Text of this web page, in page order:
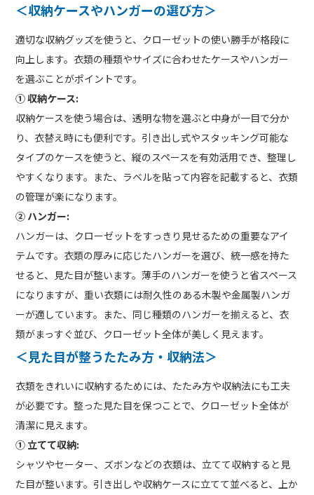
＜収納ケースやハンガーの選び方＞
適切な収納グッズを使うと、クローゼットの使い勝手が格段に
向上します。衣類の種類やサイズに合わせたケースやハンガー
を選ぶことがポイントです。
① 収納ケース:
収納ケースを使う場合は、透明な物を選ぶと中身が一目で分か
り、衣替え時にも便利です。引き出し式やスタッキング可能な
タイプのケースを使うと、縦のスペースを有効活用でき、整理し
やすくなります。また、ラベルを貼って内容を記載すると、衣類
の管理が楽になります。
② ハンガー:
ハンガーは、クローゼットをすっきり見せるための重要なアイ
テムです。衣類の厚みに応じたハンガーを選び、統一感を持た
せると、見た目が整います。薄手のハンガーを使うと省スペース
になりますが、重い衣類には耐久性のある木製や金属製ハンガ
ーが適しています。また、同じ種類のハンガーを揃えると、衣
類がまっすぐ並び、クローゼット全体が美しく見えます。
＜見た目が整うたたみ方・収納法＞
衣類をきれいに収納するためには、たたみ方や収納法にも工夫
が必要です。整った見た目を保つことで、クローゼット全体が
清潔に見えます。
① 立てて収納:
シャツやセーター、ズボンなどの衣類は、立てて収納すると見
た目が整います。引き出しや収納ケースに立てて並べると、上か